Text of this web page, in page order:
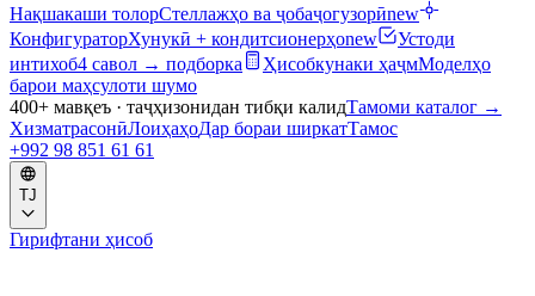
Нақшакаши толорСтеллажҳо ва ҷобаҷогузорӣnew
КонфигураторХунукӣ + кондитсионерҳоnew
Устоди
интихоб4 савол → подборка Ҳисобкунаки ҳаҷмМоделҳо
барои маҳсулоти шумо
400+ мавқеъ · таҷҳизонидан тибқи калидТамоми каталог →
ХизматрасонӣЛоиҳаҳоДар бораи ширкатТамос
+992 98 851 61 61
TJ
Гирифтани ҳисоб